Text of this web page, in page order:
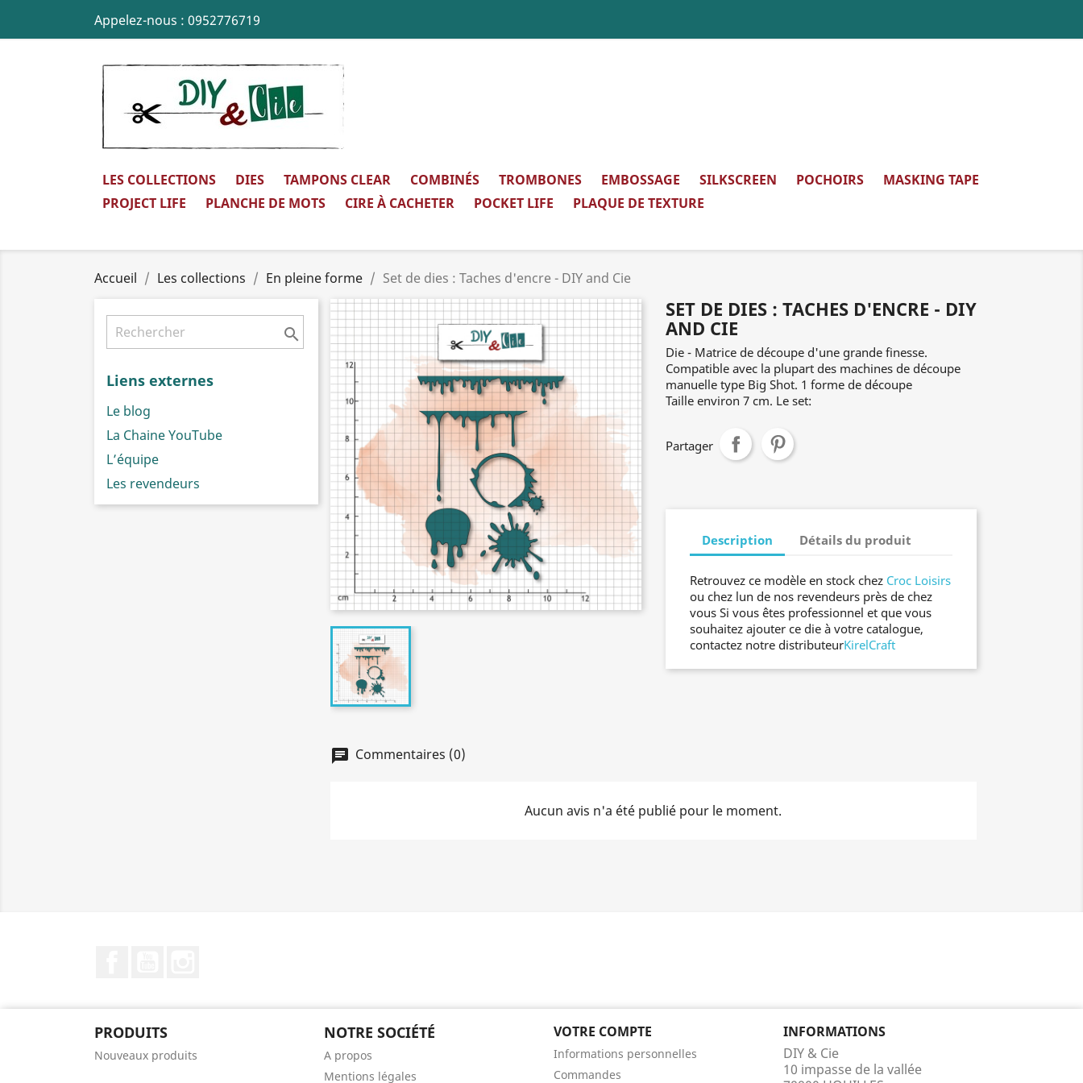
Appelez-nous : 0952776719
LES COLLECTIONS DIES TAMPONS CLEAR COMBINÉS TROMBONES EMBOSSAGE SILKSCREEN POCHOIRS
MASKING TAPE
PROJECT LIFE
PLANCHE DE MOTS CIRE À CACHETER POCKET LIFE PLAQUE DE TEXTURE
Accueil Les collections En pleine forme Set de dies : Taches d'encre - DIY and Cie

Liens externes
Le blog
La Chaine YouTube
L’équipe
Les revendeurs
SET DE DIES : TACHES D'ENCRE - DIY
AND CIE
Die - Matrice de découpe d'une grande finesse.
Compatible avec la plupart des machines de découpe
manuelle type Big Shot. 1 forme de découpe
Taille environ 7 cm. Le set:
Partager
Description Détails du produit
Retrouvez ce modèle en stock chez Croc Loisirs
ou chez lun de nos revendeurs près de chez
vous Si vous êtes professionnel et que vous
souhaitez ajouter ce die à votre catalogue,
contactez notre distributeurKirelCraft
chat Commentaires (0)
Aucun avis n'a été publié pour le moment.
PRODUITS
Nouveaux produits
NOTRE SOCIÉTÉ
A propos
Mentions légales
VOTRE COMPTE
Informations personnelles
Commandes
INFORMATIONS
DIY & Cie
10 impasse de la vallée